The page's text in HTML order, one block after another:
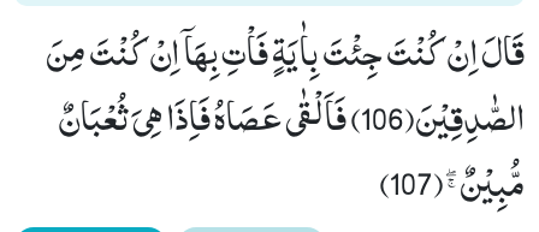
قَالَ اِنْ كُنْتَ جِئْتَ بِاٰیَةٍ فَاْتِ بِهَاۤ اِنْ كُنْتَ مِنَ
الصّٰدِقِیْنَ(106) فَاَلْقٰى عَصَاهُ فَاِذَا هِیَ ثُعْبَانٌ
مُّبِیْنٌﭕ(107)